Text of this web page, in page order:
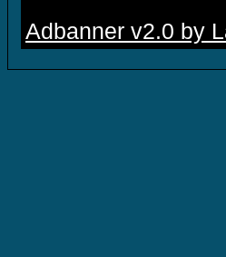
Adbanner v2.0 by